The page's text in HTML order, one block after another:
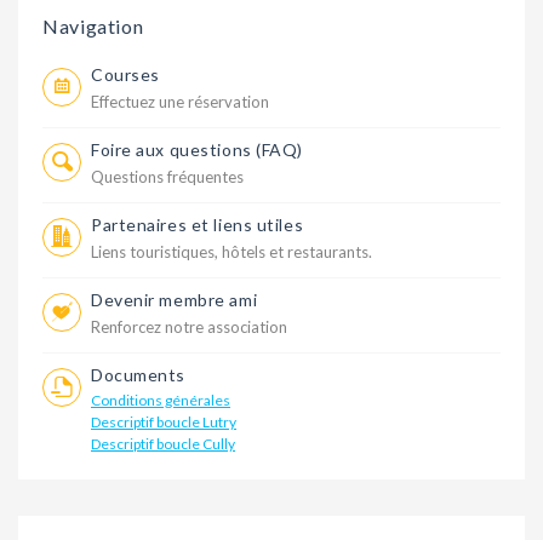
Navigation
Courses
Effectuez une réservation
Foire aux questions (FAQ)
Questions fréquentes
Partenaires et liens utiles
Liens touristiques, hôtels et restaurants.
Devenir membre ami
Renforcez notre association
Documents
Conditions générales
Descriptif boucle Lutry
Descriptif boucle Cully